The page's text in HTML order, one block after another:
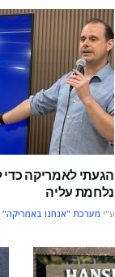
הגעתי לאמריקה כדי
נלחמת עליה
ע"י מערכת "אנחנו באמריקה"